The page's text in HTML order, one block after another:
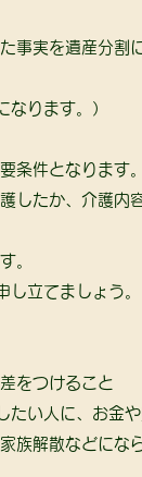
事実を遺産分割
なります。）
条件となります。
したか、介護内
。
し立てましょう。
をつけること
い人に、お金
族解散などにな